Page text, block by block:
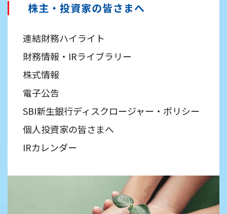
株主・投資家の皆さまへ
連結財務ハイライト
財務情報・IRライブラリー
株式情報
電子公告
SBI新生銀行ディスクロージャー・ポリシー
個人投資家の皆さまへ
IRカレンダー